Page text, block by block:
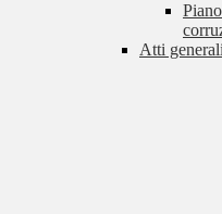
Atti generali